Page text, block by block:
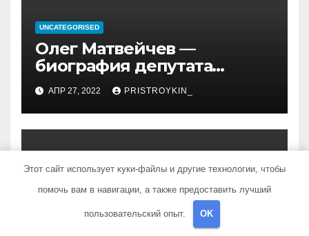
UNCATEGORISED
Олег Матвейчев —
биография депутата
Госдумы, достижения и
политическая карьера
АПР 27, 2022 PRISTROYKIN_
Биография Джакомо
Казанова — история жизни
Этот сайт использует куки-файлы и другие технологии, чтобы
помочь вам в навигации, а также предоставить лучший
пользовательский опыт. OK